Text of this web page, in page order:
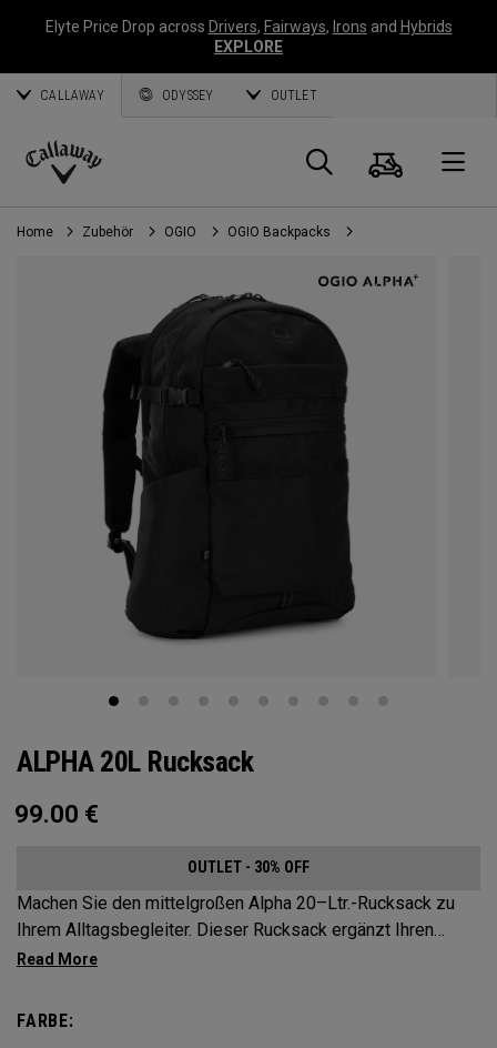
Elyte Price Drop across Drivers, Fairways, Irons and Hybrids
EXPLORE
CALLAWAY ODYSSEY OUTLET
Callaway
Golf
Suche
Home Zubehör OGIO OGIO Backpacks
ALPHA 20L Rucksack
99.00 €
OUTLET - 30% OFF
Machen Sie den mittelgroßen Alpha 20–Ltr.-Rucksack zu
Ihrem Alltagsbegleiter. Dieser Rucksack ergänzt Ihren
aktiven Lebensstil und ist geräumig genug für die
nicht zu viel Gewicht herumzutragen. Der Alpha Rucksack
FARBE: